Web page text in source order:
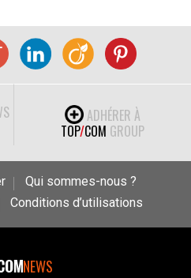
ADHÉRER À
TOP/COM GROUP
Qui sommes-nous ?
Conditions d’utilisations
NEWS